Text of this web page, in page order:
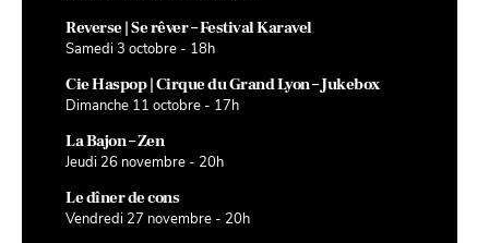
Reverse | Se rêver – Festival Karavel
Samedi 3 octobre - 18h
Cie Haspop | Cirque du Grand Lyon – Jukebox
Dimanche 11 octobre - 17h
La Bajon – Zen
Jeudi 26 novembre - 20h
Le dîner de cons
Vendredi 27 novembre - 20h